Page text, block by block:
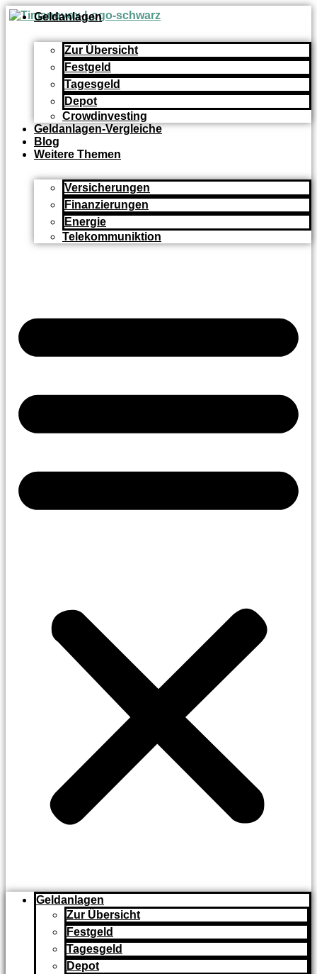
Zum
Inhalt
springen
Geldanlagen
Zur Übersicht
Festgeld
Tagesgeld
Depot
Crowdinvesting
Geldanlagen-Vergleiche
Blog
Weitere Themen
Versicherungen
Finanzierungen
Energie
Telekommuniktion
Geldanlagen
Zur Übersicht
Festgeld
Tagesgeld
Depot